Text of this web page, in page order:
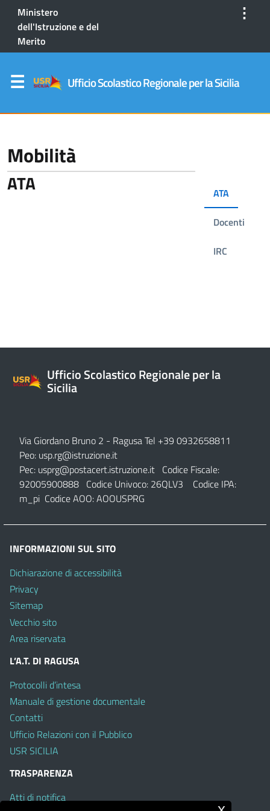
Ministero
dell'Istruzione e del
Merito
⋮
Ufficio Scolastico Regionale per la Sicilia
Mobilità
ATA
Docenti
IRC
ATA
Ufficio Scolastico Regionale per la
Sicilia
Via Giordano Bruno 2 - Ragusa Tel +39 0932658811
Peo: usp.rg@istruzione.it
Pec: usprg@postacert.istruzione.it Codice Fiscale:
92005900888 Codice Univoco: 26QLV3 Codice IPA:
m_pi Codice AOO: AOOUSPRG
INFORMAZIONI SUL SITO
Dichiarazione di accessibilità
Privacy
Sitemap
Vecchio sito
Area riservata
L’A.T. DI RAGUSA
Protocolli d’intesa
Manuale di gestione documentale
Contatti
Ufficio Relazioni con il Pubblico
USR SICILIA
TRASPARENZA
Atti di notifica